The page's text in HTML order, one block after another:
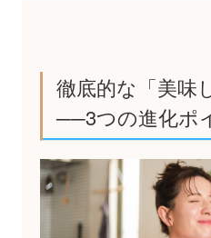
徹底的な「美味
──3つの進化ポ